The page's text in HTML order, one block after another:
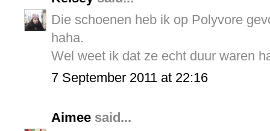
Die schoenen heb ik op Polyvore
haha.
Wel weet ik dat ze echt duur waren
7 September 2011 at 22:16
Aimee said...